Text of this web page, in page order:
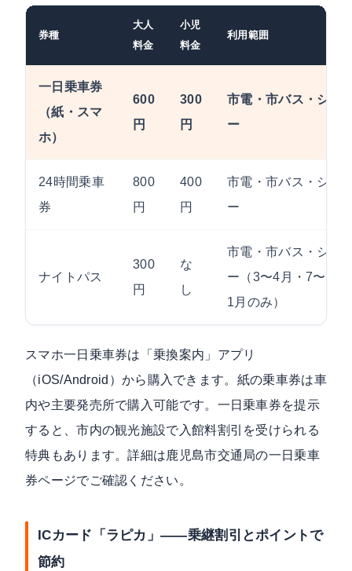
券種
大人
料金
小児
料金
利用範囲
一日乗車券
（紙・スマ
ホ）
600
円
300
円
市電・市バス・シテ
ー
24時間乗車
券
800
円
400
円
市電・市バス・シテ
ー
ナイトパス
300
円
な
し
市電・市バス・シテ
ー（3〜4月・7〜8月
1月のみ）
スマホ一日乗車券は「乗換案内」アプリ
（iOS/Android）から購入できます。紙の乗車券は車
内や主要発売所で購入可能です。一日乗車券を提示
すると、市内の観光施設で入館料割引を受けられる
特典もあります。詳細は鹿児島市交通局の一日乗車
券ページでご確認ください。
ICカード「ラピカ」——乗継割引とポイントで
節約